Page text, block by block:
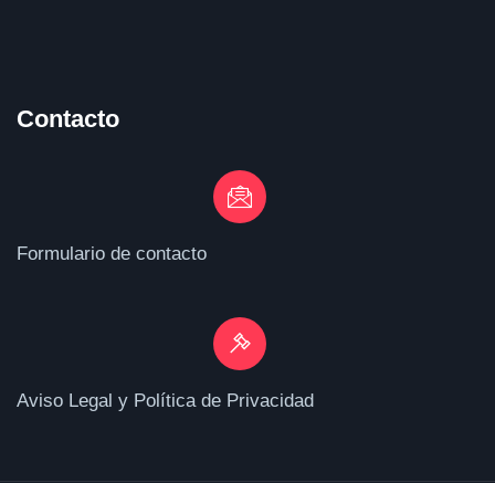
Contacto
Formulario de contacto
Aviso Legal y Política de Privacidad